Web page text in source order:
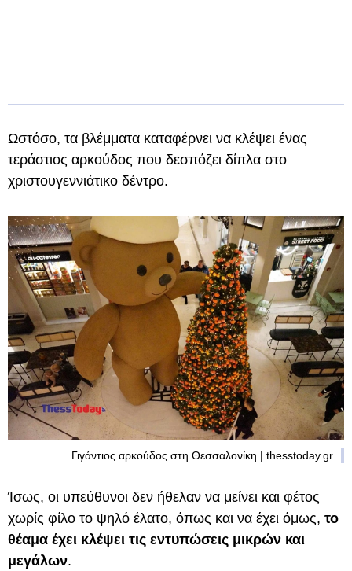
Ωστόσο, τα βλέμματα καταφέρνει να κλέψει ένας
τεράστιος αρκούδος που δεσπόζει δίπλα στο
χριστουγεννιάτικο δέντρο.
Γιγάντιος αρκούδος στη Θεσσαλονίκη | thesstoday.gr
Ίσως, οι υπεύθυνοι δεν ήθελαν να μείνει και φέτος
χωρίς φίλο το ψηλό έλατο, όπως και να έχει όμως, το
θέαμα έχει κλέψει τις εντυπώσεις μικρών και
μεγάλων.